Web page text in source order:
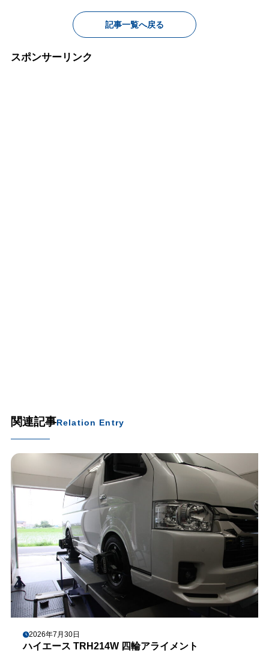
記事一覧へ戻る
スポンサーリンク
関連記事Relation Entry
2026年7月30日
ハイエース TRH214W 四輪アライメント